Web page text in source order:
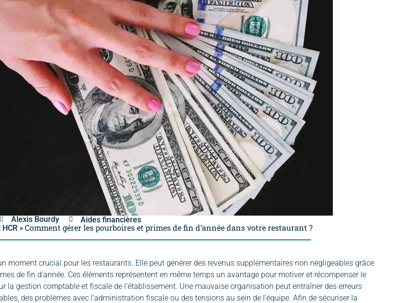
Alexis Bourdy
Aides financières
»Comment gérer les pourboires et primes de fin d’année dans votre restaurant ?
moment crucial pour les restaurants. Elle peut générer des revenus supplémentaires non négligeables grâce
de fin d’année. Ces éléments représentent en même temps un avantage pour motiver et récompenser le
la gestion comptable et fiscale de l’établissement. Une mauvaise organisation peut entraîner des erreurs
des problèmes avec l’administration fiscale ou des tensions au sein de l’équipe. Afin de sécuriser la